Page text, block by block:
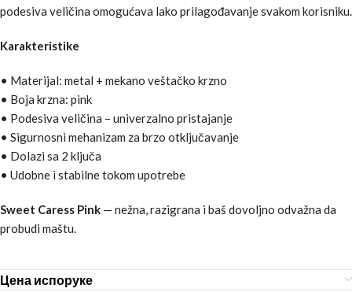
podesiva veličina omogućava lako prilagođavanje svakom korisniku.
Karakteristike
• Materijal: metal + mekano veštačko krzno
• Boja krzna: pink
• Podesiva veličina – univerzalno pristajanje
• Sigurnosni mehanizam za brzo otključavanje
• Dolazi sa 2 ključa
• Udobne i stabilne tokom upotrebe
Sweet Caress Pink — nežna, razigrana i baš dovoljno odvažna da
probudi maštu.
Цена испоруке